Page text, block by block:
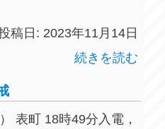
稿日: 2023年11月14日
続きを読む
表町 18時49分入電，